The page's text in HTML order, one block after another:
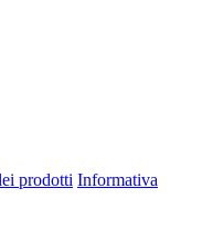
prodotti Informativa